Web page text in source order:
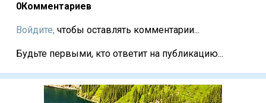
0Комментариев
Войдите, чтобы оставлять комментарии...
Будьте первыми, кто ответит на публикацию...